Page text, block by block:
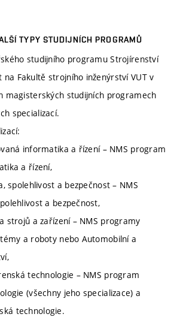
TYPY STUDIJNÍCH PROGRAMŮ
studijního programu Strojírenství
na Fakultě strojního inženýrství VUT v
magisterských studijních programech
specializací.
informatika a řízení – NMS program
a řízení,
spolehlivost a bezpečnost – NMS
a bezpečnost,
strojů a zařízení – NMS programy
a roboty nebo Automobilní a
technologie – NMS program
(všechny jeho specializace) a
technologie.